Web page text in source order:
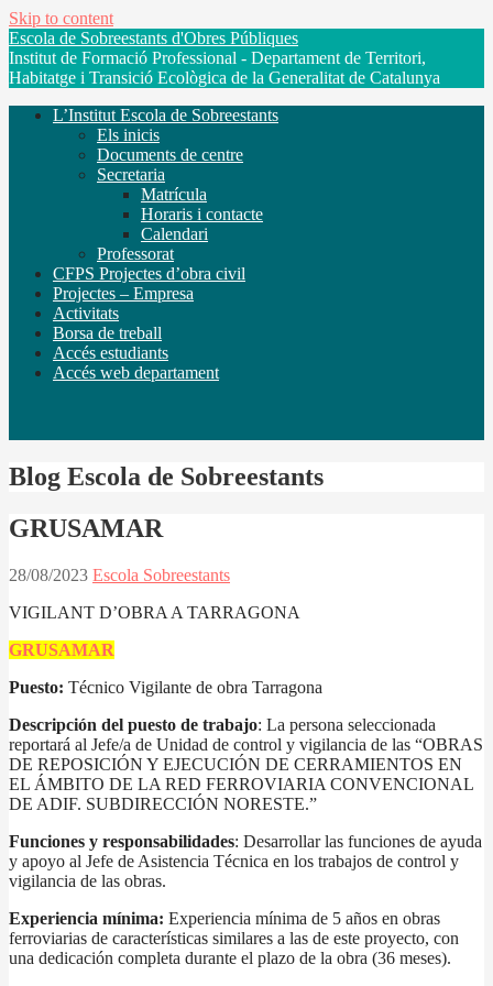
Skip to content
Escola de Sobreestants d'Obres Públiques
Institut de Formació Professional - Departament de Territori,
Habitatge i Transició Ecològica de la Generalitat de Catalunya
L’Institut Escola de Sobreestants
Els inicis
Documents de centre
Secretaria
Matrícula
Horaris i contacte
Calendari
Professorat
CFPS Projectes d’obra civil
Projectes – Empresa
Activitats
Borsa de treball
Accés estudiants
Accés web departament
Blog Escola de Sobreestants
GRUSAMAR
28/08/2023 Escola Sobreestants
VIGILANT D’OBRA A TARRAGONA
GRUSAMAR
Puesto: Técnico Vigilante de obra Tarragona
Descripción del puesto de trabajo: La persona seleccionada
reportará al Jefe/a de Unidad de control y vigilancia de las “OBRAS
DE REPOSICIÓN Y EJECUCIÓN DE CERRAMIENTOS EN
EL ÁMBITO DE LA RED FERROVIARIA CONVENCIONAL
DE ADIF. SUBDIRECCIÓN NORESTE.”
Funciones y responsabilidades: Desarrollar las funciones de ayuda
y apoyo al Jefe de Asistencia Técnica en los trabajos de control y
vigilancia de las obras.
Experiencia mínima: Experiencia mínima de 5 años en obras
ferroviarias de características similares a las de este proyecto, con
una dedicación completa durante el plazo de la obra (36 meses).